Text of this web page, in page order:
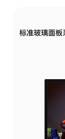
标准玻璃面板